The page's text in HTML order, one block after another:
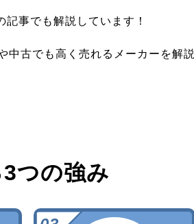
事でも解説しています！
中古でも高く売れるメーカーを解説
3つの強み